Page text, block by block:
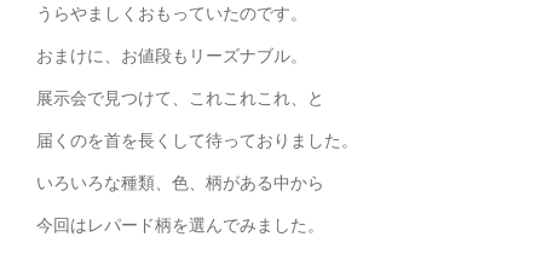
うらやましくおもっていたのです。
おまけに、お値段もリーズナブル。
展示会で見つけて、これこれこれ、と
届くのを首を長くして待っておりました。
いろいろな種類、色、柄がある中から
今回はレパード柄を選んでみました。